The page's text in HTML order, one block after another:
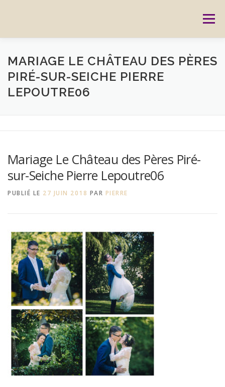
Menu
ACCUEIL PRESTATIONS CARTES CADEAUX
RÉSERVATION GALERIE
MARIAGE LE CHÂTEAU DES PÈRES
PIRÉ-SUR-SEICHE PIERRE
LEPOUTRE06
Mariage Le Château des Pères Piré-
sur-Seiche Pierre Lepoutre06
PUBLIÉ LE 27 JUIN 2018 PAR PIERRE